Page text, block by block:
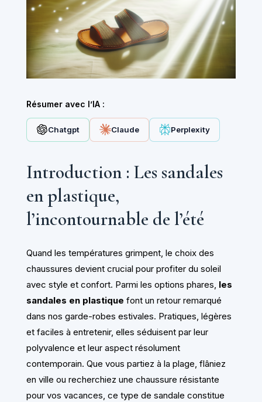
Résumer avec l’IA :
Chatgpt Claude Perplexity
Introduction : Les sandales
en plastique,
l’incontournable de l’été
Quand les températures grimpent, le choix des
chaussures devient crucial pour profiter du soleil
avec style et confort. Parmi les options phares, les
sandales en plastique font un retour remarqué
dans nos garde-robes estivales. Pratiques, légères
et faciles à entretenir, elles séduisent par leur
polyvalence et leur aspect résolument
contemporain. Que vous partiez à la plage, flâniez
en ville ou recherchiez une chaussure résistante
pour vos vacances, ce type de sandale constitue